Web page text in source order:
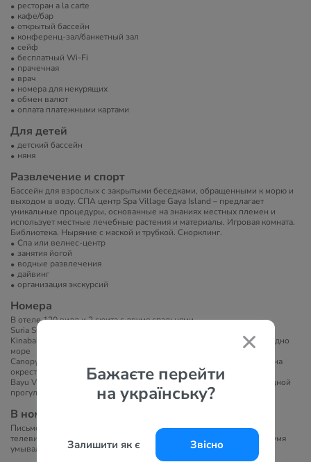
Бажаєте перейти
на українську?
Залишити як є Звісно
ресторан a la carte
кафе/бар
открытый бассейн
конференц-зал/банкетный зал
сейф
бесплатный Wi-Fi
прачечная
врач
номера для некурящих
обмен валют
оплата платежными картами
Для детей
детский бассейн
няня
Развлечение и спорт
Бассейн для взрослых с закрытыми беседками, обращенными к морю и
выходом в воду. СПА центр Spa Village Gaya Island – предлагает
уникальные процедуры, основанные на знаниях местных племен и
использует местные лечебные растения и материалы. Игровая комната.
Библиотека. Ныряние с маской и трубкой. Снорклинг.
Спа или велнес-центр
занятия йогой
водные развлечения
дайвинг
организация экскурсий
Номера
В отеле 120 вилл и 2 сюита с двумя спальнями.
Suria Suite - 188 кв.м, двухуровневые номера.
Kinabalu Villa - 47 кв.м, имеют лучшие виды на курорте, из вилл видно
море
Canopy Villa - 47 кв.м, имеют уединенное расположение с видами на
окрестности.
Bayu Villa - 47 кв.м, расположены на холме на расстоянии пешеходной
прогулки к пляжу.
В номерах
Письменный стол, сейф, плазменный телевизор со спутниковым
телевидением, большую открытую ванную с большой ванной и двумя
умывальниками, открытую веранду с лежанкой.